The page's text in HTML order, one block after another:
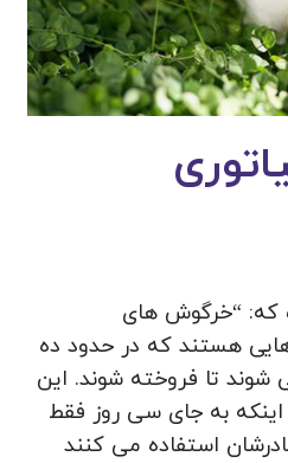
که: “خرگوش های
هستند که در حدود ده
شوند تا فروخته شوند. این
به جای سی روز فقط
استفاده می کنند